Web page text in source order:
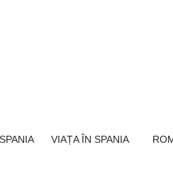
VIAȚA ÎN SPANIA